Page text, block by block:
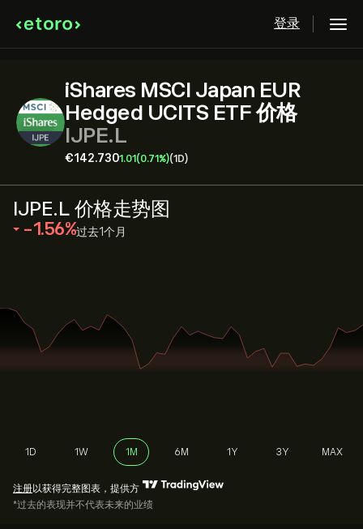
登录
iShares MSCI Japan EUR
Hedged UCITS ETF 价格
IJPE.L
‎€‎142.7301.01 (0.71%)(1D)
IJPE.L 价格走势图
‎-1.56‎ 过去1个月
1D 1W 1M 6M 1Y 3Y MAX
注册以获得完整图表，提供方
*过去的表现并不代表未来的业绩